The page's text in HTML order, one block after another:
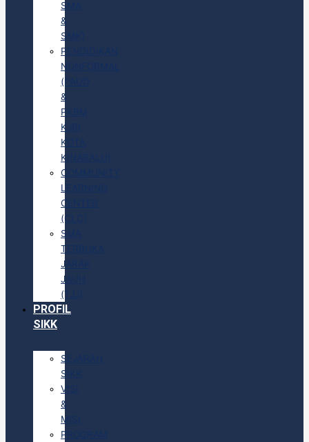
SMA
&
SMK)
PENDIDIKAN
NONFORMAL
(PAUD
&
PKBM
KJRI
KOTA
KINABALU)
COMMUNITY
LEARNING
CENTER
(CLC)
SMA
TERBUKA
JARAK
JAUH
(TJJ)
PROFIL
SIKK
SEJARAH
SIKK
VISI
&
MISI
PROGRAM